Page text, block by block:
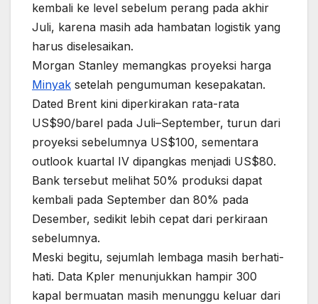
kembali ke level sebelum perang pada akhir
Juli, karena masih ada hambatan logistik yang
harus diselesaikan.
Morgan Stanley memangkas proyeksi harga
Minyak setelah pengumuman kesepakatan.
Dated Brent kini diperkirakan rata-rata
US$90/barel pada Juli–September, turun dari
proyeksi sebelumnya US$100, sementara
outlook kuartal IV dipangkas menjadi US$80.
Bank tersebut melihat 50% produksi dapat
kembali pada September dan 80% pada
Desember, sedikit lebih cepat dari perkiraan
sebelumnya.
Meski begitu, sejumlah lembaga masih berhati-
hati. Data Kpler menunjukkan hampir 300
kapal bermuatan masih menunggu keluar dari